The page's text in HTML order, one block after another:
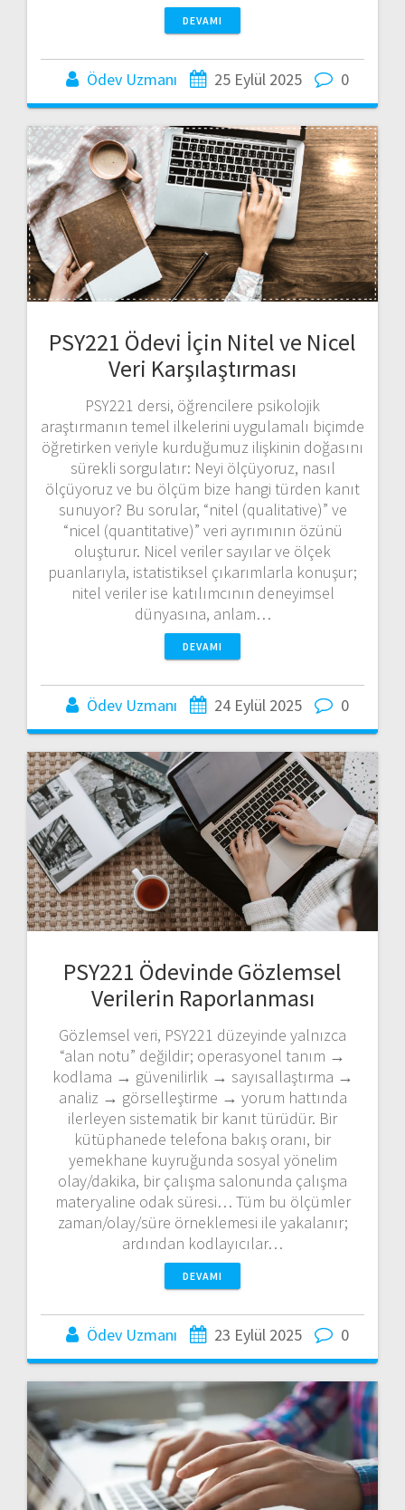
DEVAMI
Ödev Uzmanı 25 Eylül 2025 0
PSY221 Ödevi İçin Nitel ve Nicel
Veri Karşılaştırması
PSY221 dersi, öğrencilere psikolojik
araştırmanın temel ilkelerini uygulamalı biçimde
öğretirken veriyle kurduğumuz ilişkinin doğasını
sürekli sorgulatır: Neyi ölçüyoruz, nasıl
ölçüyoruz ve bu ölçüm bize hangi türden kanıt
sunuyor? Bu sorular, “nitel (qualitative)” ve
“nicel (quantitative)” veri ayrımının özünü
oluşturur. Nicel veriler sayılar ve ölçek
puanlarıyla, istatistiksel çıkarımlarla konuşur;
nitel veriler ise katılımcının deneyimsel
dünyasına, anlam…
DEVAMI
Ödev Uzmanı 24 Eylül 2025 0
PSY221 Ödevinde Gözlemsel
Verilerin Raporlanması
Gözlemsel veri, PSY221 düzeyinde yalnızca
“alan notu” değildir; operasyonel tanım →
kodlama → güvenilirlik → sayısallaştırma →
analiz → görselleştirme → yorum hattında
ilerleyen sistematik bir kanıt türüdür. Bir
kütüphanede telefona bakış oranı, bir
yemekhane kuyruğunda sosyal yönelim
olay/dakika, bir çalışma salonunda çalışma
materyaline odak süresi… Tüm bu ölçümler
zaman/olay/süre örneklemesi ile yakalanır;
ardından kodlayıcılar…
DEVAMI
Ödev Uzmanı 23 Eylül 2025 0